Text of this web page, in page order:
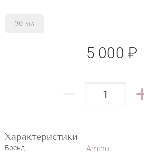
30 мл
Характеристики
Бренд Aminu
5 000 ₽